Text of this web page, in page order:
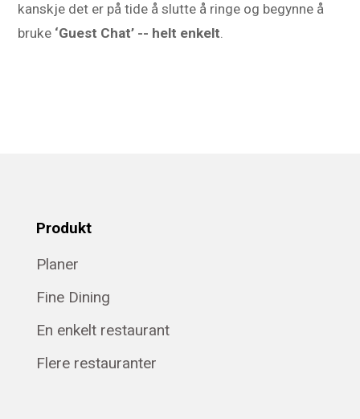
kanskje det er på tide å slutte å ringe og begynne å
bruke ‘Guest Chat’ -- helt enkelt.
Produkt
Planer
Fine Dining
En enkelt restaurant
Flere restauranter